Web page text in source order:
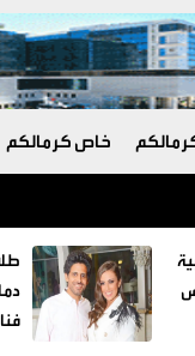
خاص كرمالكم